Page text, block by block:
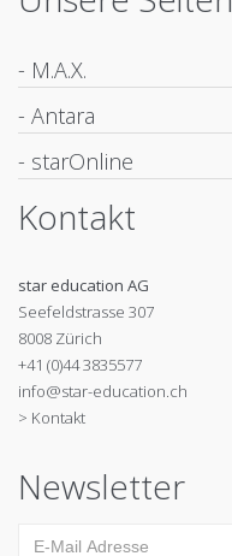
- M.A.X.
- Antara
- starOnline
Kontakt
star education AG
Seefeldstrasse 307
8008 Zürich
+41 (0)44 3835577
info@star-education.ch
> Kontakt
Newsletter